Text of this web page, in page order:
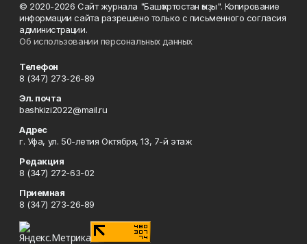
© 2020-2026 Сайт журнала "Башҡортостан ҡыҙы". Копирование
информации сайта разрешено только с письменного согласия
администрации.
Об использовании персональных данных
Телефон
8 (347) 273-26-89
Эл. почта
bashkizi2022@mail.ru
Адрес
г. Уфа, ул. 50-летия Октября, 13, 7-й этаж
Редакция
8 (347) 272-63-02
Приемная
8 (347) 273-26-89